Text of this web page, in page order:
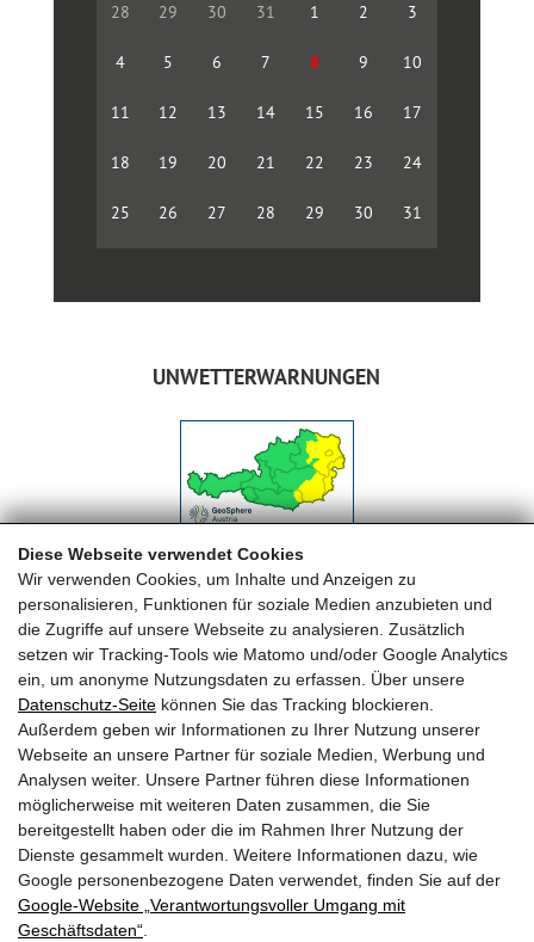
Diese Webseite verwendet Cookies
Wir verwenden Cookies, um Inhalte und Anzeigen zu
personalisieren, Funktionen für soziale Medien anzubieten und
die Zugriffe auf unsere Webseite zu analysieren. Zusätzlich
setzen wir Tracking-Tools wie Matomo und/oder Google Analytics
ein, um anonyme Nutzungsdaten zu erfassen. Über unsere
Datenschutz-Seite können Sie das Tracking blockieren.
Außerdem geben wir Informationen zu Ihrer Nutzung unserer
Webseite an unsere Partner für soziale Medien, Werbung und
Analysen weiter. Unsere Partner führen diese Informationen
möglicherweise mit weiteren Daten zusammen, die Sie
bereitgestellt haben oder die im Rahmen Ihrer Nutzung der
Dienste gesammelt wurden. Weitere Informationen dazu, wie
Google personenbezogene Daten verwendet, finden Sie auf der
Google‑Website „Verantwortungsvoller Umgang mit
Geschäftsdaten“
28 29 30 31 1 2 3
4 5 6 7 8 9 10
11 12 13 14 15 16 17
18 19 20 21 22 23 24
25 26 27 28 29 30 31
UNWETTERWARNUNGEN
FREIWILLIGE FEUERWEHR MAISHOFEN
OFK HBI Michael Auböck
OFK Stv. OBI Herbert Huber
Telefon: +43 (0) 6542 68122
Email:ff-maishofen@lfv-sbg.at
QUICKLINKS